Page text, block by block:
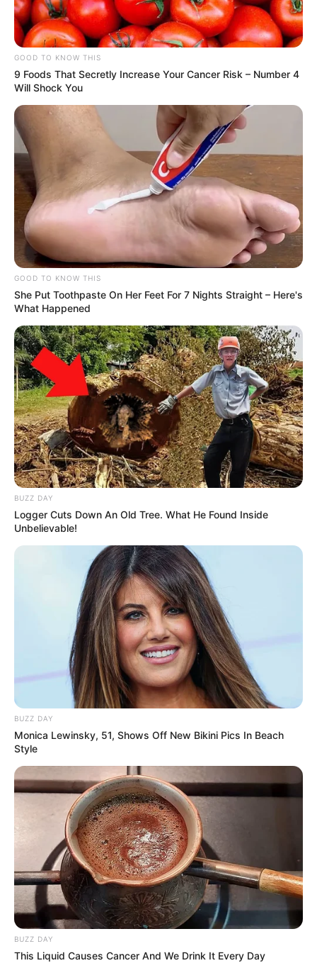
GOOD TO KNOW THIS
9 Foods That Secretly Increase Your Cancer Risk – Number 4
Will Shock You
GOOD TO KNOW THIS
She Put Toothpaste On Her Feet For 7 Nights Straight – Here's
What Happened
BUZZ DAY
Logger Cuts Down An Old Tree. What He Found Inside
Unbelievable!
BUZZ DAY
Monica Lewinsky, 51, Shows Off New Bikini Pics In Beach
Style
BUZZ DAY
This Liquid Causes Cancer And We Drink It Every Day